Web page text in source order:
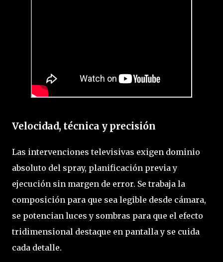
Velocidad, técnica y precisión
Las intervenciones televisivas exigen dominio
absoluto del spray, planificación previa y
ejecución sin margen de error. Se trabaja la
composición para que sea legible desde cámara,
se potencian luces y sombras para que el efecto
tridimensional destaque en pantalla y se cuida
cada detalle.